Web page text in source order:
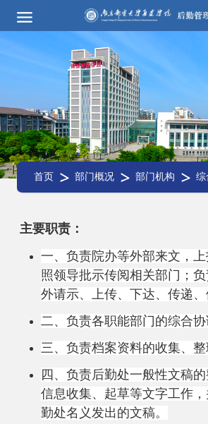
首页 部门概况 部门机构 综
主要职责：
一、 负责院办等外部来文，
照领导批示传阅相关部门；
外请示、上传、下达、传递
二、 负责各职能部门的综合
三、 负责档案资料的收集、
四、 负责后勤处一般性文稿
信息收集、 起草等文字工作，
勤处名义发出的文稿。